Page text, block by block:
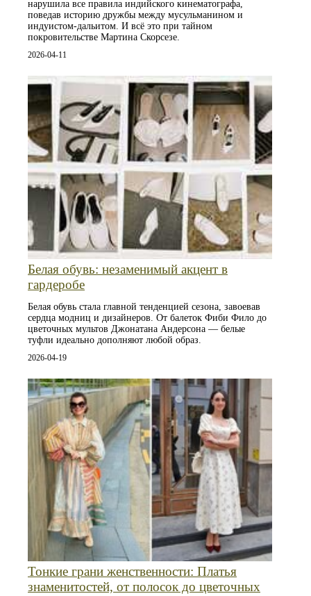
нарушила все правила индийского кинематографа,
поведав историю дружбы между мусульманином и
индуистом-дальитом. И всё это при тайном
покровительстве Мартина Скорсезе.
2026-04-11
Белая обувь: незаменимый акцент в
гардеробе
Белая обувь стала главной тенденцией сезона, завоевав
сердца модниц и дизайнеров. От балеток Фиби Фило до
цветочных мультов Джонатана Андерсона — белые
туфли идеально дополняют любой образ.
2026-04-19
Тонкие грани женственности: Платья
знаменитостей, от полосок до цветочных